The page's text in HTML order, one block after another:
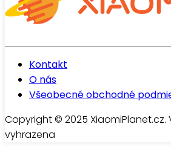
Kontakt
O nás
Všeobecné obchodné
Copyright © 2025
vyhrazena